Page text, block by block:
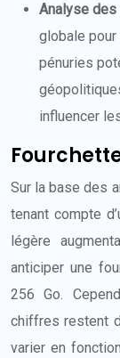
Analyse des
globale
pénuries
influencer
Sur la base des
tenant compte
légère
anticiper une
256 Go.
chiffres restent
varier en